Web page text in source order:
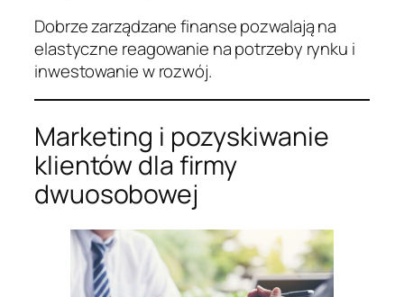
Dobrze zarządzane finanse pozwalają na
elastyczne reagowanie na potrzeby rynku i
inwestowanie w rozwój.
Marketing i pozyskiwanie
klientów dla firmy
dwuosobowej